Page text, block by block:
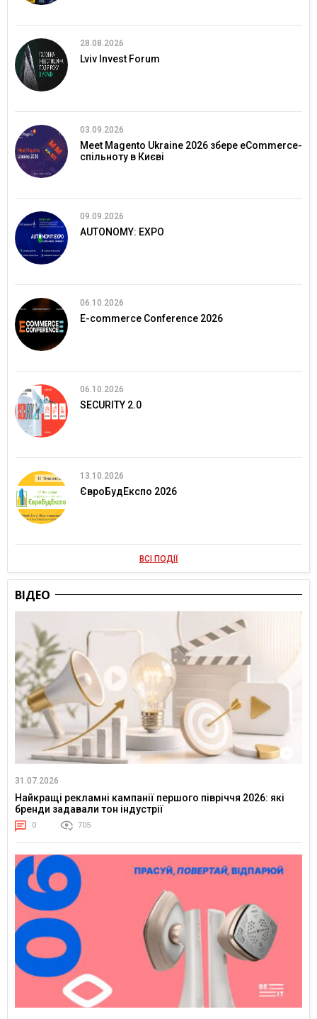
28.08.2026
Lviv Invest Forum
03.09.2026
Meet Magento Ukraine 2026 збере eCommerce-
спільноту в Києві
09.09.2026
AUTONOMY: EXPO
06.10.2026
E-commerce Conference 2026
06.10.2026
SECURITY 2.0
13.10.2026
ЄвроБудЕкспо 2026
ВСІ ПОДІЇ
ВІДЕО
31.07.2026
Найкращі рекламні кампанії першого півріччя 2026: які
бренди задавали тон індустрії
0 705